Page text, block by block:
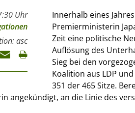
Uhr
asc
Innerhalb eines
Premierministerin
Zeit eine politische
Auflösung des
Sieg bei den
Koalition aus LDP
351 der 465 Sitze.
angekündigt, an die Linie des